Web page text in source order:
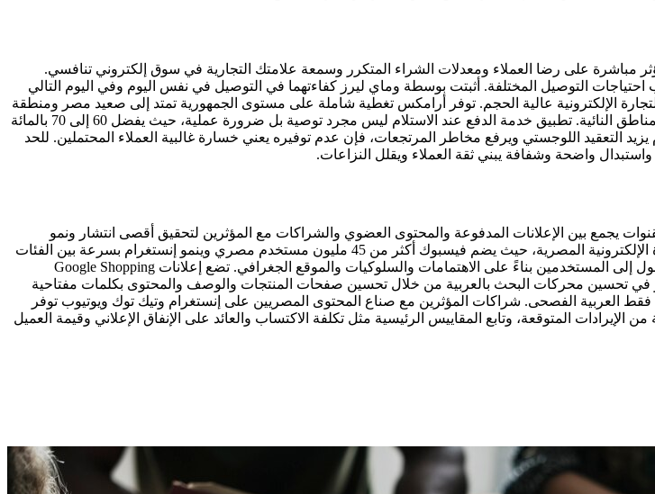
مباشرة على رضا العملاء ومعدلات الشراء المتكرر وسمعة علامتك التجارية في سوق إلكتروني تنافسي.
التوصيل المختلفة. أثبتت بوسطة وماي ليرز كفاءتهما في التوصيل في نفس اليوم وفي اليوم التالي
الإلكترونية عالية الحجم. توفر أرامكس تغطية شاملة على مستوى الجمهورية تمتد إلى صعيد مصر ومنطقة
الدلتا والمدن الساحلية. يقدم البريد المصري خيار الشحن الأكثر اقتصادية مع أوسع انتشار حتى المناطق النائية. تطبيق خدمة الدفع عند الاستلام ليس مجرد توصية بل ضرورة عملية، حيث يفضل 60 إلى 70 بالمائة
التعقيد اللوجستي ويرفع مخاطر المرتجعات، فإن عدم توفيره يعني خسارة غالبية العملاء المحتملين. للحد
واضحة وشفافة يبني ثقة العملاء ويقلل النزاعات.
يجمع بين الإعلانات المدفوعة والمحتوى العضوي والشراكات مع المؤثرين لتحقيق أقصى انتشار ونمو
مستمر في المبيعات. تحقق إعلانات فيسبوك وإنستغرام أعلى عائد على الاستثمار لأعمال التجارة الإلكترونية المصرية، حيث يضم فيسبوك أكثر من 45 مليون مستخدم مصري وينمو إنستغرام بسرعة بين الفئات
العمرية الشابة الأكثر نشاطاً في التسوق الإلكتروني. استفد من قدرات الاستهداف المتقدمة للوصول إلى المستخدمين بناءً على الاهتمامات والسلوكيات والموقع الجغرافي. تضع إعلانات Google Shopping
في تحسين محركات البحث بالعربية من خلال تحسين صفحات المنتجات والوصف والمحتوى بكلمات مفتاحية
العربية الفصحى. شراكات المؤثرين مع صناع المحتوى المصريين على إنستغرام وتيك توك ويوتيوب توفر
قوياً وتسرع الوعي بالعلامة التجارية. ابدأ بميزانية تسويقية تتراوح بين 15 و20 بالمائة من الإيرادات المتوقعة، وتابع المقاييس الرئيسية مثل تكلفة الاكتساب والعائد على الإنفاق الإعلاني وقيمة العميل